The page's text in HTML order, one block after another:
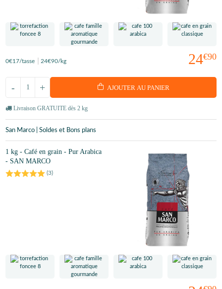
24€90
0€17/tasse 24€90/kg
+
- AJOUTER AU PANIER
Livraison GRATUITE dès 2 kg
San Marco | Soldes et Bons plans
1 kg - Café en grain - Pur Arabica
- SAN MARCO
(3)